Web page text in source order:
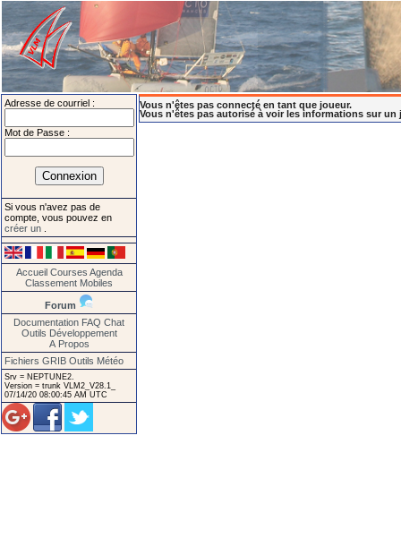
Adresse de courriel :
Mot de Passe :
Si vous n'avez pas de
compte, vous pouvez en
créer un
Accueil Courses Agenda
Classement Mobiles
Forum
Documentation FAQ Chat
Outils Développement
A Propos
Fichiers GRIB Outils Météo
Srv = NEPTUNE2.
Version = trunk VLM2_V28.1_
07/14/20 08:00:45 AM UTC
Vous n'êtes pas connecté en tant que joueur.
Vous n'êtes pas autorisé à voir les informations sur un